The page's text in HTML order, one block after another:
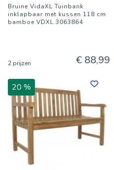
Bruine VidaXL Tuinbank
inklapbaar met kussen 118 cm
bamboe VDXL 3063864
2 prijzen € 88,99
20 %